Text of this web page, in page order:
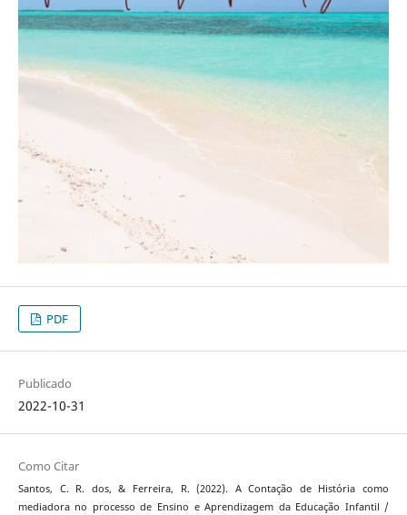
PDF
Publicado
2022-10-31
Como Citar
Santos, C. R. dos, & Ferreira, R. (2022). A Contação de História como
mediadora no processo de Ensino e Aprendizagem da Educação Infantil /